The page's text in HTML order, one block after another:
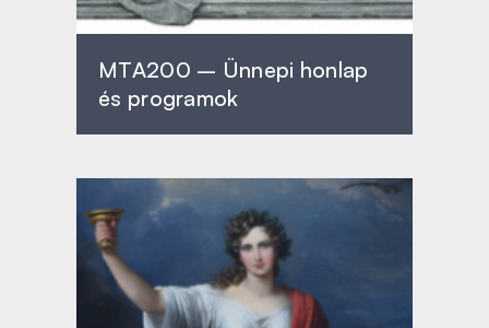
MTA200 – Ünnepi honlap
és programok